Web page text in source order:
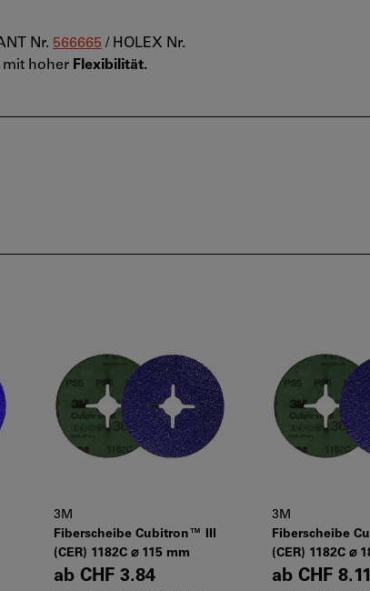
Nr. 566665 / HOLEX Nr.
mit hoher Flexibilität.
3M
Fiberscheibe Cubitron™ III
(CER) 1182C ⌀ 115 mm
ab CHF 3.84
3M
Fiberscheibe
(CER) 1182C ⌀
ab CHF 8.11